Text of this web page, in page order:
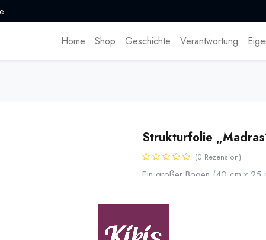
Home Shop Geschichte Verantwortung
Strukturfolie
(0 Rezension)
Ein großer Bogen (40 cm x 25